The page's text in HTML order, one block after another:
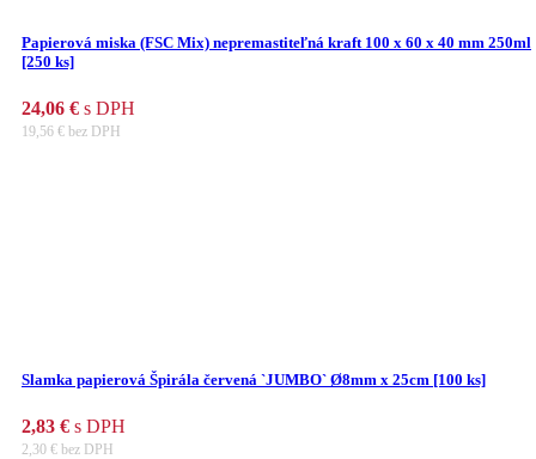
Papierová miska (FSC Mix) nepremastiteľná kraft 100 x 60 x 40 mm 250ml
[250 ks]
24,06 € s DPH
19,56 € bez DPH
Slamka papierová Špirála červená `JUMBO` Ø8mm x 25cm [100 ks]
2,83 € s DPH
2,30 € bez DPH